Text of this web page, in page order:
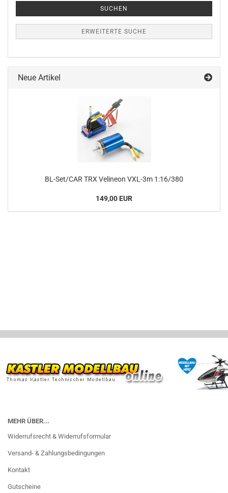
SUCHEN
ERWEITERTE SUCHE
Neue Artikel
BL-Set/CAR TRX Velineon VXL-3m 1:16/380
149,00 EUR
MEHR ÜBER...
Widerrufsrecht & Widerrufsformular
Versand- & Zahlungsbedingungen
Kontakt
Gutscheine